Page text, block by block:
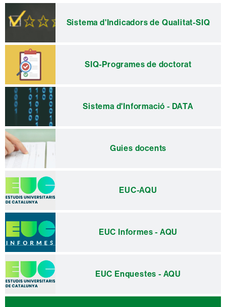
Informació
complementàriaSistema d'Indicadors de Qualitat-SIQ
SIQ-Programes de doctorat
Sistema d'Informació - DATA
Guies docents
EUC-AQU
EUC Informes - AQU
EUC Enquestes - AQU